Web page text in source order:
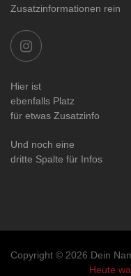
Zusatzinformationen rein
Hier ist
ebenfalls Platz
für etwas Zusatzinfo
Und noch eine
dritte Spalte für Infos
Copyright © 2026 Dein
Heute